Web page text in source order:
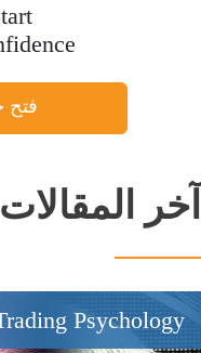
آخر المقالات
Psychology